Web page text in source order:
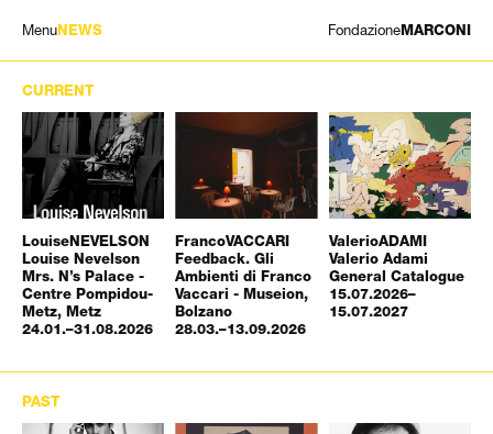
CURRENT
Louise NEVELSON
Louise Nevelson
Mrs. N’s Palace -
Centre Pompidou-
Metz, Metz
24.01.–31.08.2026
FrancoVACCARI
Feedback. Gli
Ambienti di Franco
Vaccari - Museion,
Bolzano
28.03.–13.09.2026
ValerioADAMI
Valerio Adami
General Catalogue
15.07.2026–
15.07.2027
PAST
Menu NEWS FondazioneMARCONI
EXHIBITIONS
ARTISTS
HISTORY
NEWS
CONTACT
GIÓMARCONI
EN/IT